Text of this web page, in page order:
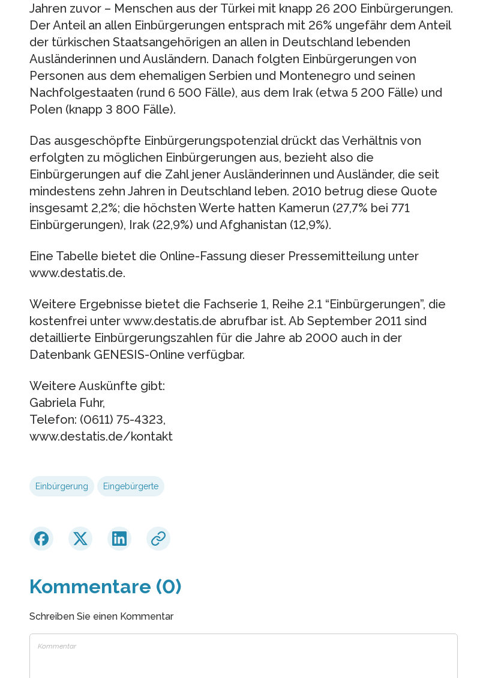
Jahren zuvor – Menschen aus der Türkei mit knapp 26 200 Einbürgerungen.
Der Anteil an allen Einbürgerungen entsprach mit 26% ungefähr dem Anteil
der türkischen Staatsangehörigen an allen in Deutschland lebenden
Ausländerinnen und Ausländern. Danach folgten Einbürgerungen von
Personen aus dem ehemaligen Serbien und Montenegro und seinen
Nachfolgestaaten (rund 6 500 Fälle), aus dem Irak (etwa 5 200 Fälle) und
Polen (knapp 3 800 Fälle).
Das ausgeschöpfte Einbürgerungspotenzial drückt das Verhältnis von
erfolgten zu möglichen Einbürgerungen aus, bezieht also die
Einbürgerungen auf die Zahl jener Ausländerinnen und Ausländer, die seit
mindestens zehn Jahren in Deutschland leben. 2010 betrug diese Quote
insgesamt 2,2%; die höchsten Werte hatten Kamerun (27,7% bei 771
Einbürgerungen), Irak (22,9%) und Afghanistan (12,9%).
Eine Tabelle bietet die Online-Fassung dieser Pressemitteilung unter
www.destatis.de.
Weitere Ergebnisse bietet die Fachserie 1, Reihe 2.1 “Einbürgerungen”, die
kostenfrei unter www.destatis.de abrufbar ist. Ab September 2011 sind
detaillierte Einbürgerungszahlen für die Jahre ab 2000 auch in der
Datenbank GENESIS-Online verfügbar.
Weitere Auskünfte gibt:
Gabriela Fuhr,
Telefon: (0611) 75-4323,
www.destatis.de/kontakt
Einbürgerung Eingebürgerte
Kommentare (0)
Schreiben Sie einen Kommentar